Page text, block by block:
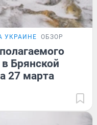
УКРАИНЕ ОБЗОР
Брянской
27 марта